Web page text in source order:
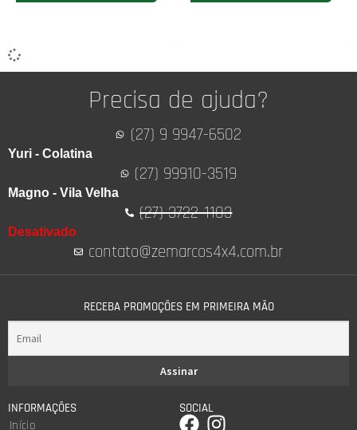
Precisa de ajuda?
(27) 9 9947-6502
Yuri - Colatina
(27) 99910-3519
Magno - Vila Velha
(27) 3722-1103
Desativado
contato@zemarcos4x4.com.br
RECEBA PROMOÇÕES EM PRIMEIRA MÃO
INFORMAÇÕES
Início
SOCIAL